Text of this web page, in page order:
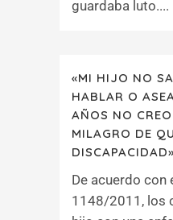
guardaba luto....
«MI HIJO NO
HABLAR O
AÑOS NO
MILAGRO DE
De acuerdo con
1148/2011, los